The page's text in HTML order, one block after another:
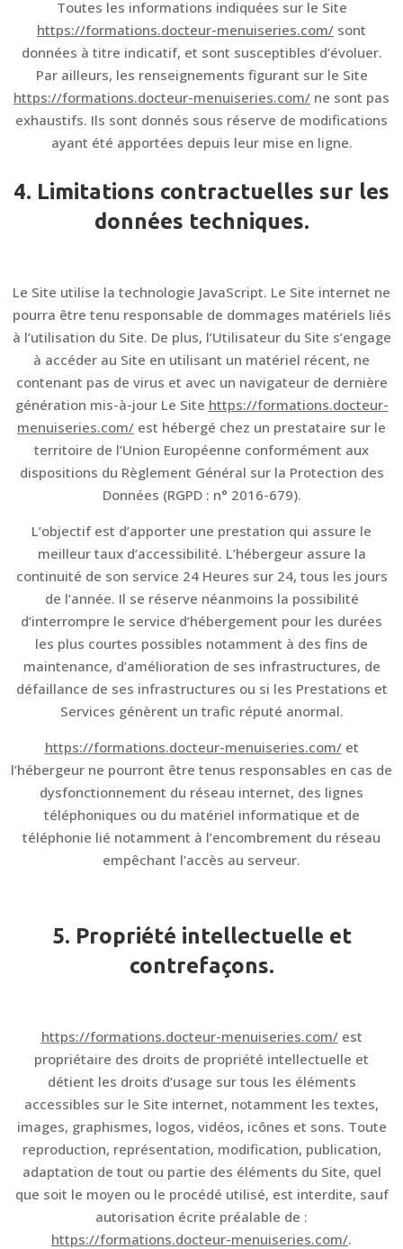
Toutes les informations indiquées sur le Site
https://formations.docteur-menuiseries.com/ sont
données à titre indicatif, et sont susceptibles d’évoluer.
Par ailleurs, les renseignements figurant sur le Site
https://formations.docteur-menuiseries.com/ ne sont pas
exhaustifs. Ils sont donnés sous réserve de modifications
ayant été apportées depuis leur mise en ligne.
4. Limitations contractuelles sur les
données techniques.
Le Site utilise la technologie JavaScript. Le Site internet ne
pourra être tenu responsable de dommages matériels liés
à l’utilisation du Site. De plus, l’Utilisateur du Site s’engage
à accéder au Site en utilisant un matériel récent, ne
contenant pas de virus et avec un navigateur de dernière
génération mis-à-jour Le Site https://formations.docteur-
menuiseries.com/ est hébergé chez un prestataire sur le
territoire de l’Union Européenne conformément aux
dispositions du Règlement Général sur la Protection des
Données (RGPD : n° 2016-679).
L’objectif est d’apporter une prestation qui assure le
meilleur taux d’accessibilité. L’hébergeur assure la
continuité de son service 24 Heures sur 24, tous les jours
de l’année. Il se réserve néanmoins la possibilité
d’interrompre le service d’hébergement pour les durées
les plus courtes possibles notamment à des fins de
maintenance, d’amélioration de ses infrastructures, de
défaillance de ses infrastructures ou si les Prestations et
Services génèrent un trafic réputé anormal.
https://formations.docteur-menuiseries.com/et
l’hébergeur ne pourront être tenus responsables en cas de
dysfonctionnement du réseau internet, des lignes
téléphoniques ou du matériel informatique et de
téléphonie lié notamment à l’encombrement du réseau
empêchant l’accès au serveur.
5. Propriété intellectuelle et
contrefaçons.
https://formations.docteur-menuiseries.com/est
propriétaire des droits de propriété intellectuelle et
détient les droits d’usage sur tous les éléments
accessibles sur le Site internet, notamment les textes,
images, graphismes, logos, vidéos, icônes et sons. Toute
reproduction, représentation, modification, publication,
adaptation de tout ou partie des éléments du Site, quel
que soit le moyen ou le procédé utilisé, est interdite, sauf
autorisation écrite préalable de :
https://formations.docteur-menuiseries.com/.